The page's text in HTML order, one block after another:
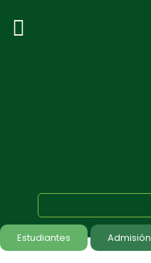
Estudiantes Admisión